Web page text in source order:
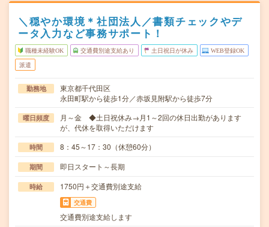
＼穏やか環境＊社団法人／書類チェックやデ
ータ入力など事務サポート！
職種未経験OK 交通費別途支給あり 土日祝日が休み WEB登録OK
派遣
勤務地
東京都千代田区
永田町駅から徒歩1分／赤坂見附駅から徒歩7分
曜日頻度
月～金 ◆土日祝休み→月1～2回の休日出勤があります
が、代休を取得いただけます
時間 8：45～17：30（休憩60分）
期間 即日スタート～長期
時給 1750円＋交通費別途支給
交通費
交通費別途支給します